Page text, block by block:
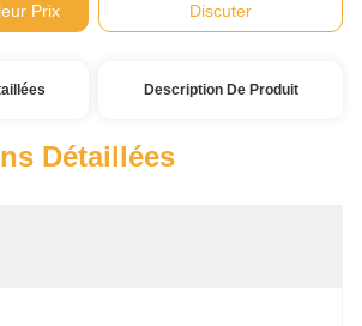
Prix Discuter
Description De Produit
Détaillées